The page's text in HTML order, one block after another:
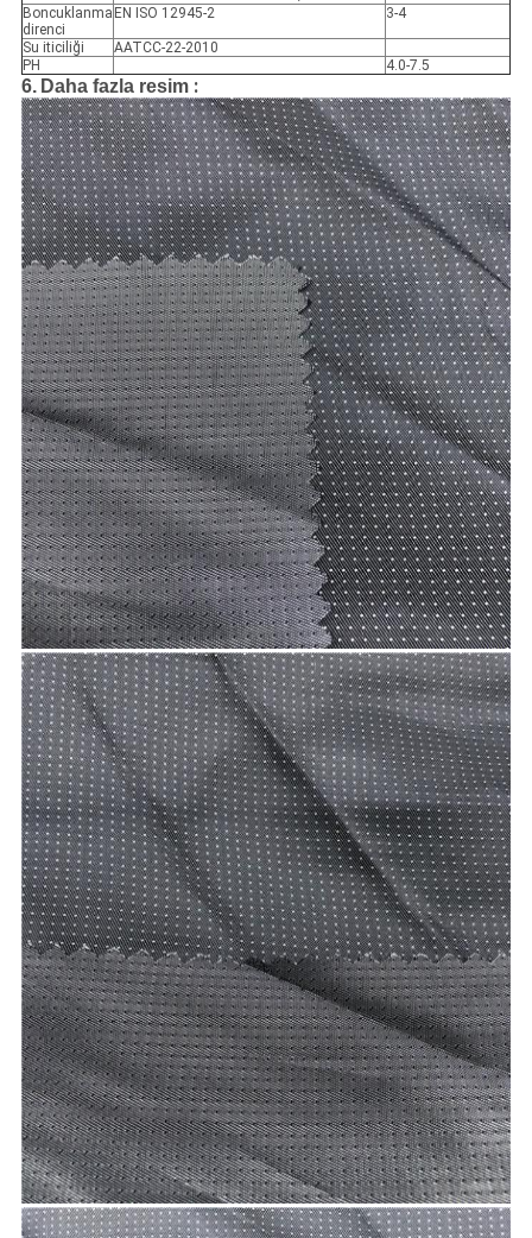
Boncuklanma
direnci
EN ISO 12945-2 3-4
Su iticiliği
AATCC-22-2010
PH
4.0-7.5
6. Daha fazla resim: